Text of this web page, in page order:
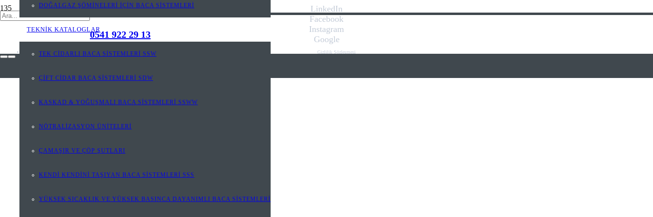
0541 922 29 13
DOĞALGAZ ŞÖMİNELERİ İÇİN BACA SİSTEMLERİ
TEKNİK KATALOGLAR
TEK CİDARLI BACA SİSTEMLERİ SSW
ÇİFT CİDAR BACA SİSTEMLERİ SDW
KASKAD & YOĞUŞMALI BACA SİSTEMLERİ SSWW
NÖTRALİZASYON ÜNİTELERİ
ÇAMAŞIR VE ÇÖP ŞUTLARI
KENDİ KENDİNİ TAŞIYAN BACA SİSTEMLERİ SSS
YÜKSEK SICAKLIK VE YÜKSEK BASINCA DAYANIMLI BACA SİSTEMLERİ
LinkedIn
Facebook
Instagram
Google
Gizlilik Sözleşmesi